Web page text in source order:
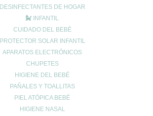
DESINFECTANTES DE HOGAR
INFANTIL
CUIDADO DEL BEBÉ
PROTECTOR SOLAR INFANTIL
APARATOS ELECTRÓNICOS
CHUPETES
HIGIENE DEL BEBÉ
PAÑALES Y TOALLITAS
PIEL ATÓPICA BEBÉ
HIGIENE NASAL